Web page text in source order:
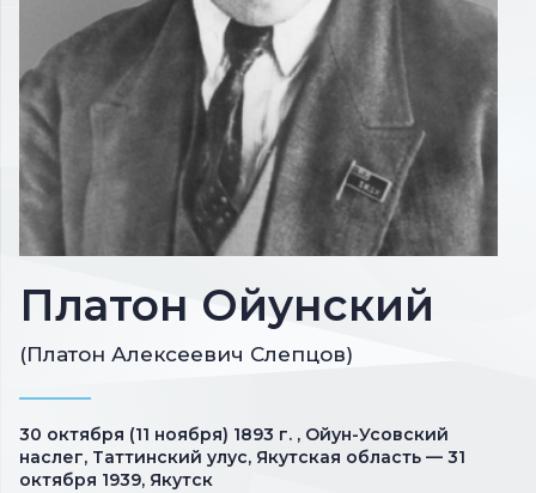
Платон Ойунский
(Платон Алексеевич Слепцов)
30 октября (11 ноября) 1893 г. , Ойун-Усовский
наслег, Таттинский улус, Якутская область — 31
октября 1939, Якутск